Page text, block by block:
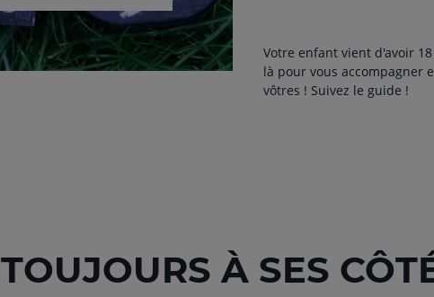
Votre enfant vient d'avoir
là pour vous accompagner
vôtres ! Suivez le guide !
TOUJOURS À SES